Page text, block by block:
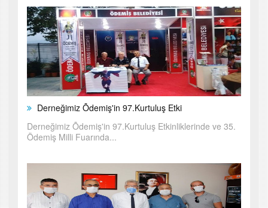
Derneğimiz Õdemiş'in 97.Kurtuluş Etki
Derneğimiz Õdemiş'in 97.Kurtuluş Etkinliklerinde ve 35.
Ödemiş Milli Fuarında...